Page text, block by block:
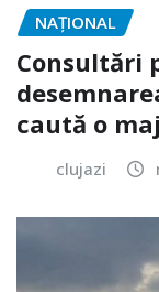
NAŢIONAL
Consultări
caută o
clujazi